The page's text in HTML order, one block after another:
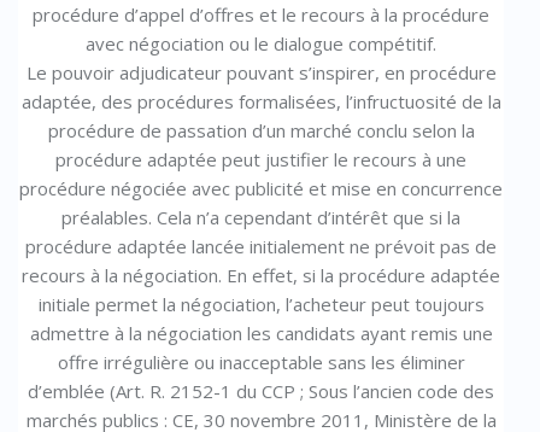
procédure d’appel d’offres et le recours à la procédure
avec négociation ou le dialogue compétitif.
Le pouvoir adjudicateur pouvant s’inspirer, en procédure
adaptée, des procédures formalisées, l’infructuosité de la
procédure de passation d’un marché conclu selon la
procédure adaptée peut justifier le recours à une
procédure négociée avec publicité et mise en concurrence
préalables. Cela n’a cependant d’intérêt que si la
procédure adaptée lancée initialement ne prévoit pas de
recours à la négociation. En effet, si la procédure adaptée
initiale permet la négociation, l’acheteur peut toujours
admettre à la négociation les candidats ayant remis une
offre irrégulière ou inacceptable sans les éliminer
d’emblée (Art. R. 2152-1 du CCP ; Sous l’ancien code des
marchés publics : CE, 30 novembre 2011, Ministère de la